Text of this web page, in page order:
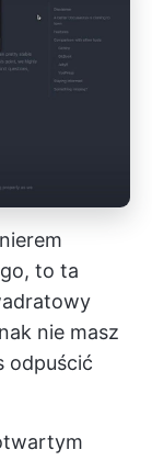
to ta
nie masz
odpuścić